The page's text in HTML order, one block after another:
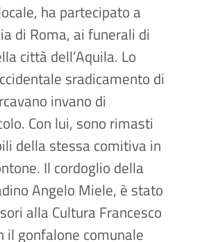
ha partecipato a
di Roma, ai funerali di
città dell’Aquila. Lo
sradicamento di
invano di
Con lui, sono rimasti
della stessa comitiva in
Il cordoglio della
Angelo Miele, è stato
alla Cultura Francesco
il gonfalone comunale